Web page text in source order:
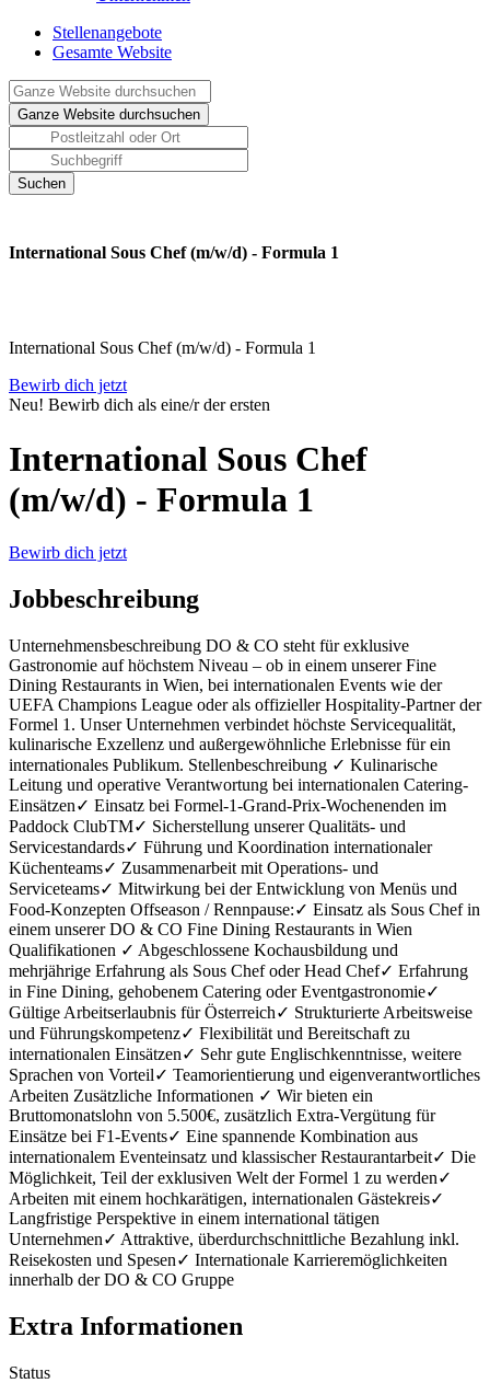
Stellenangebote
Gesamte Website
International Sous Chef (m/w/d) - Formula 1
International Sous Chef (m/w/d) - Formula 1
Bewirb dich jetzt
Neu! Bewirb dich als eine/r der ersten
International Sous Chef
(m/w/d) - Formula 1
Bewirb dich jetzt
Jobbeschreibung
Unternehmensbeschreibung DO & CO steht für exklusive
Gastronomie auf höchstem Niveau – ob in einem unserer Fine
Dining Restaurants in Wien, bei internationalen Events wie der
UEFA Champions League oder als offizieller Hospitality-Partner der
Formel 1. Unser Unternehmen verbindet höchste Servicequalität,
kulinarische Exzellenz und außergewöhnliche Erlebnisse für ein
internationales Publikum. Stellenbeschreibung ✓ Kulinarische
Leitung und operative Verantwortung bei internationalen Catering-
Einsätzen✓ Einsatz bei Formel-1-Grand-Prix-Wochenenden im
Paddock ClubTM✓ Sicherstellung unserer Qualitäts- und
Servicestandards✓ Führung und Koordination internationaler
Küchenteams✓ Zusammenarbeit mit Operations- und
Serviceteams✓ Mitwirkung bei der Entwicklung von Menüs und
Food-Konzepten Offseason / Rennpause:✓ Einsatz als Sous Chef in
einem unserer DO & CO Fine Dining Restaurants in Wien
Qualifikationen ✓ Abgeschlossene Kochausbildung und
mehrjährige Erfahrung als Sous Chef oder Head Chef✓ Erfahrung
in Fine Dining, gehobenem Catering oder Eventgastronomie✓
Gültige Arbeitserlaubnis für Österreich✓ Strukturierte Arbeitsweise
und Führungskompetenz✓ Flexibilität und Bereitschaft zu
internationalen Einsätzen✓ Sehr gute Englischkenntnisse, weitere
Sprachen von Vorteil✓ Teamorientierung und eigenverantwortliches
Arbeiten Zusätzliche Informationen ✓ Wir bieten ein
Bruttomonatslohn von 5.500€, zusätzlich Extra-Vergütung für
Einsätze bei F1-Events✓ Eine spannende Kombination aus
internationalem Eventeinsatz und klassischer Restaurantarbeit✓ Die
Möglichkeit, Teil der exklusiven Welt der Formel 1 zu werden✓
Arbeiten mit einem hochkarätigen, internationalen Gästekreis✓
Langfristige Perspektive in einem international tätigen
Unternehmen✓ Attraktive, überdurchschnittliche Bezahlung inkl.
Reisekosten und Spesen✓ Internationale Karrieremöglichkeiten
innerhalb der DO & CO Gruppe
Extra Informationen
Status